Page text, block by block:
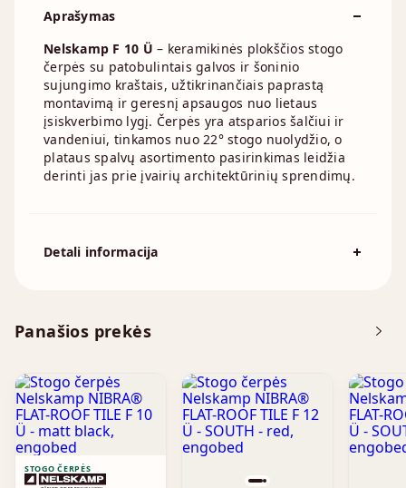
Panašios prekės
STOGO ČERPĖS
Aprašymas
Nelskamp F 10 Ü – keramikinės plokščios stogo
čerpės su patobulintais galvos ir šoninio
sujungimo kraštais, užtikrinančiais paprastą
montavimą ir geresnį apsaugos nuo lietaus
įsiskverbimo lygį. Čerpės yra atsparios šalčiui ir
vandeniui, tinkamos nuo 22° stogo nuolydžio, o
plataus spalvų asortimento pasirinkimas leidžia
derinti jas prie įvairių architektūrinių sprendimų.
Detali informacija